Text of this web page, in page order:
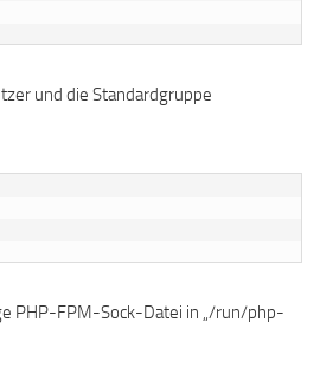
und die Standardgruppe
PHP-FPM-Sock-Datei in „/run/php-